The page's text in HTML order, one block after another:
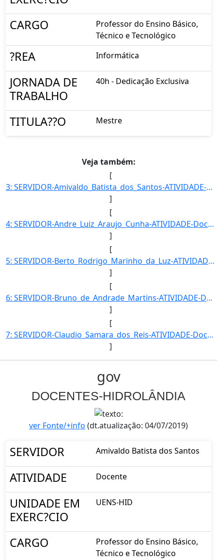
CARGO
Professor do Ensino Básico,
Técnico e Tecnológico
?REA Informática
JORNADA DE
TRABALHO
40h - Dedicação Exclusiva
TITULA??O Mestre
Veja também:
[
3: SERVIDOR-Amivaldo_Batista_dos_Santos-ATIVIDADE-Docente-UNIDADE_EM_EXERCICIO-UENS-HID-CARGO-Professor]
]
[
4: SERVIDOR-Andre_Luiz_Araujo_Cunha-ATIVIDADE-Docente-UNIDADE_EM_EXERCICIO-UENS-HID-CARGO-Professor_do_]
]
[
5: SERVIDOR-Berto_Rodrigo_Marinho_da_Luz-ATIVIDADE-Docente-UNIDADE_EM_EXERCICIO-UENS-HID-CARGO-Professo]
]
[
6: SERVIDOR-Bruno_de_Andrade_Martins-ATIVIDADE-Docente-UNIDADE_EM_EXERCICIO-UENS-HID-CARGO-Professor_do]
]
[
7: SERVIDOR-Claudio_Samara_dos_Reis-ATIVIDADE-Docente-UNIDADE_EM_EXERCICIO-UENS-HID-CARGO-Professor_do_]
]
gov
DOCENTES-HIDROLÂNDIA
ver Fonte/+info (dt.atualização: 04/07/2019)
SERVIDOR Amivaldo Batista dos Santos
ATIVIDADE Docente
UNIDADE EM
EXERC?CIO
UENS-HID
CARGO
Professor do Ensino Básico,
Técnico e Tecnológico